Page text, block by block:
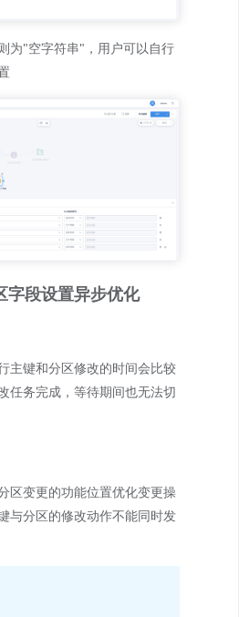
为"空字符串"，用户可以自行
字段设置异步优化
主键和分区修改的时间会比较
任务完成，等待期间也无法切
区变更的功能位置优化变更操
与分区的修改动作不能同时发